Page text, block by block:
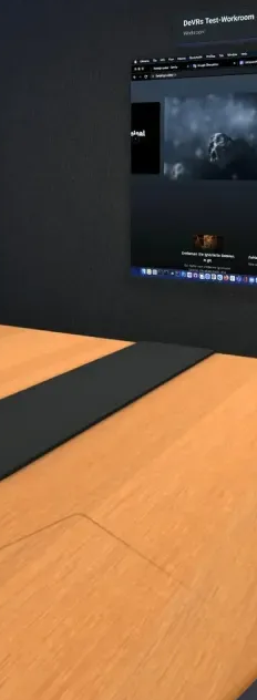
す
にとって、バーチャルリアリ
実際に可能であると言えま
により、実物そっくりの体験
スクトップの前に1時間以上
はや夢ではありません。
チャルリアリティのビジョン
トーンだと思います。今後数
ェアがどのように進化するか
展開に興奮しています。